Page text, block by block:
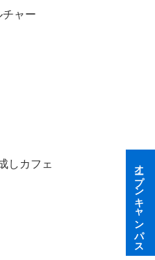
ャー
しカフェ
オープンキャンパス